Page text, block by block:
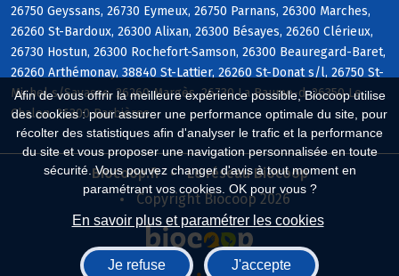
Afin de vous offrir la meilleure expérience possible, Biocoop utilise
des cookies : pour assurer une performance optimale du site, pour
récolter des statistiques afin d'analyser le trafic et la performance
du site et vous proposer une navigation personnalisée en toute
sécurité. Vous pouvez changer d'avis à tout moment en
paramétrant vos cookies. OK pour vous ?
En savoir plus et paramétrer les cookies
Je refuse J'accepte
26750 Geyssans, 26730 Eymeux, 26750 Parnans, 26300 Marches,
26260 St-Bardoux, 26300 Alixan, 26300 Bésayes, 26260 Clérieux,
26730 Hostun, 26300 Rochefort-Samson, 26300 Beauregard-Baret,
26260 Arthémonay, 38840 St-Lattier, 26260 St-Donat s/l, 26750 St-
Michel s/Savasse, 26260 Margès, 26730 La Baume-d, 26350 Le
Chalon, 26300 Barbières
Biocoop.fr
Le réseau Biocoop
Copyright Biocoop 2026